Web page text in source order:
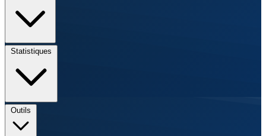
Statistiques
Outils